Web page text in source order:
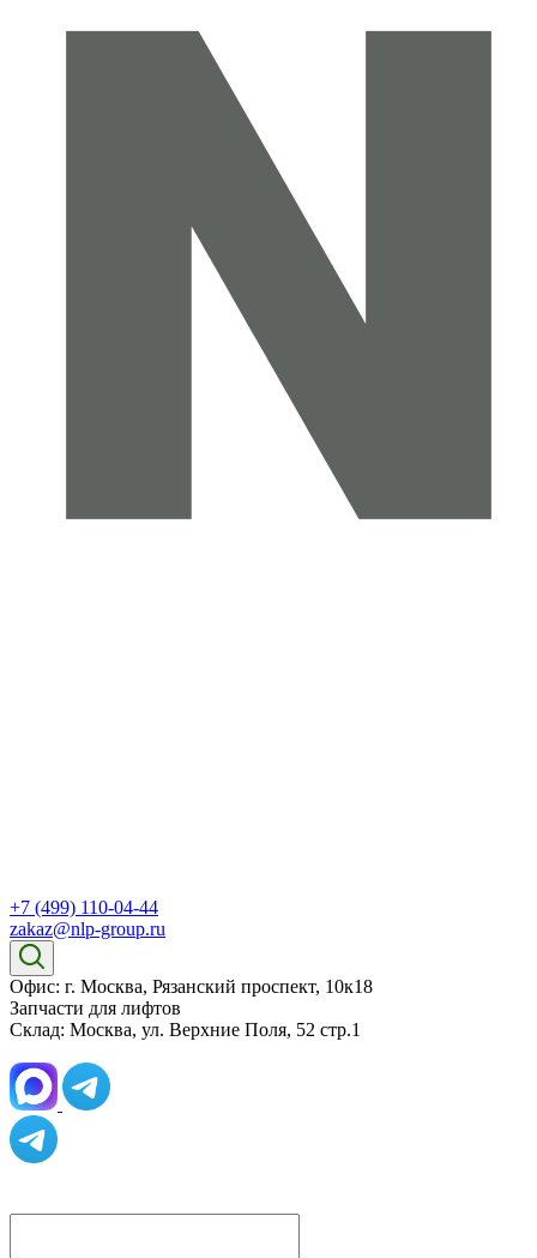
+7 (499) 110-04-44
zakaz@nlp-group.ru
Офис: г. Москва, Рязанский проспект, 10к18
Запчасти для лифтов
Склад: Москва, ул. Верхние Поля, 52 стр.1